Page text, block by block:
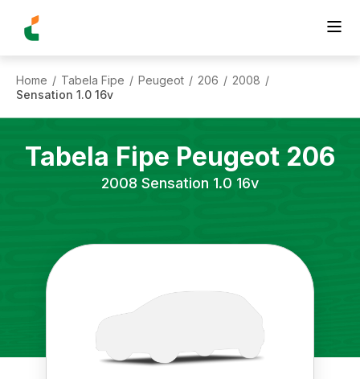
Home / Tabela Fipe / Peugeot / 206 / 2008 /
Sensation 1.0 16v
Tabela Fipe Peugeot 206
2008 Sensation 1.0 16v